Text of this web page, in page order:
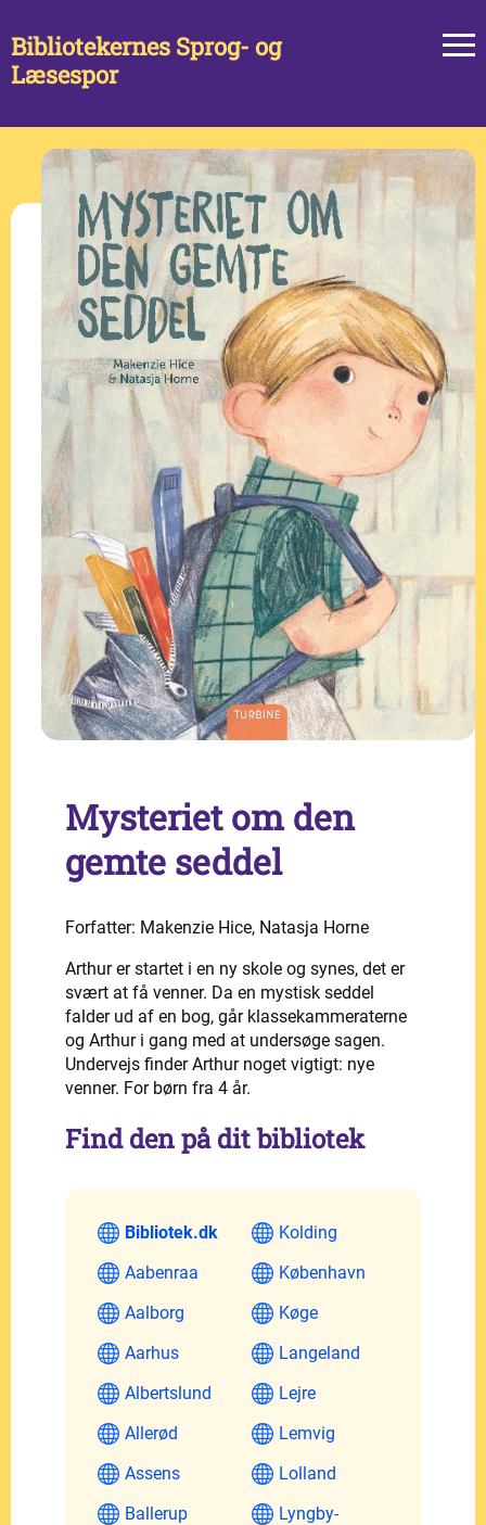
Bibliotekernes Sprog- og
Læsespor
Mysteriet om den
gemte seddel
Forfatter: Makenzie Hice, Natasja Horne
Arthur er startet i en ny skole og synes, det er
svært at få venner. Da en mystisk seddel
falder ud af en bog, går klassekammeraterne
og Arthur i gang med at undersøge sagen.
Undervejs finder Arthur noget vigtigt: nye
venner. For børn fra 4 år.
Find den på dit bibliotek
Bibliotek.dk
Aabenraa
Aalborg
Aarhus
Albertslund
Allerød
Assens
Ballerup
Kolding
København
Køge
Langeland
Lejre
Lemvig
Lolland
Lyngby-